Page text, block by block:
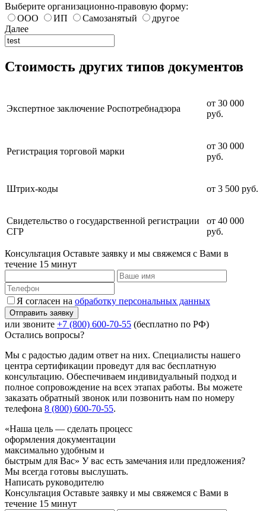
Выберите организационно-правовую форму:
ООО
ИП Самозанятый
другое
Далее
Стоимость других типов документов
Экспертное заключение Роспотребнадзора
от 30 000
руб.
Регистрация торговой марки
от 30 000
руб.
Штрих-коды от 3 500 руб.
Свидетельство о государственной регистрации
СГР
от 40 000
руб.
Консультация Оставьте заявку и мы свяжемся с Вами в
течение 15 минут
Я согласен на обработку персональных данных
или звоните +7 (800) 600-70-55 (бесплатно по РФ)
Остались вопросы?
Мы с радостью дадим ответ на них. Специалисты нашего
центра сертификации проведут для вас бесплатную
консультацию. Обеспечиваем индивидуальный подход и
полное сопровождение на всех этапах работы. Вы можете
заказать обратный звонок или позвонить нам по номеру
телефона 8 (800) 600-70-55.
«Наша цель — сделать процесс
оформления документации
максимально удобным и
быстрым для Вас» У вас есть замечания или предложения?
Мы всегда готовы выслушать.
Написать руководителю
Консультация Оставьте заявку и мы свяжемся с Вами в
течение 15 минут